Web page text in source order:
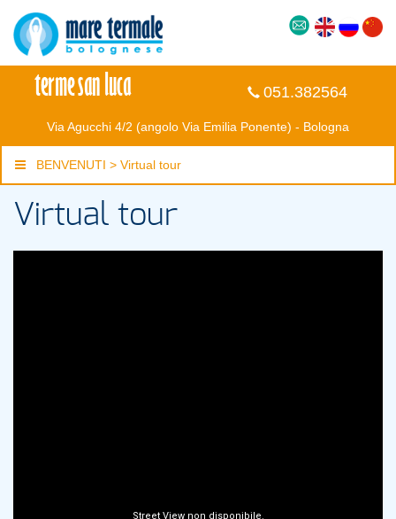
051.382564
Via Agucchi 4/2 (angolo Via Emilia Ponente) - Bologna
BENVENUTI > Virtual tour
Virtual tour